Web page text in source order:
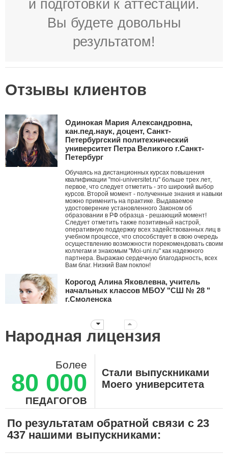
и подготовки к аттестации.
Вы будете довольны
результатом!
Отзывы клиентов
Одинокая Мария Александровна,
кан.пед.наук, доцент, Санкт-
Петербургский политехнический
университет Петра Великого г.Санкт-
Петербург
Обучаясь на дистанционных курсах повышения
квалификации "moi-universitet.ru" больше трех лет,
первое, что следует отметить - это широкий выбор
курсов. Второй момент - полученные знания и навыки
можно применить на практике. Выдаваемое
удостоверение установленного Законом об
образовании в РФ образца - решающий момент!
Следует отметить также позитивный настрой,
оперативную поддержку всех задействованных лиц в
учебном процессе, что способствует в свою очередь
осуществлению возможности порекомендовать своим
коллегам и знакомым "Moi-uni.ru" как надежного
партнера. Выражаю сердечную благодарность, всех
Вам благ. Низкий Вам поклон!
Корогод Алина Яковлевна, учитель
начальных классов МБОУ "СШ № 28 "
г.Смоленска
года. Это ты мне первым рассказал про АМО и я их
стала внедрять в работу, вводя в ступор коллег. За
эти годы нашей дружбы ты давал мне креативные
идеи, заставлял думать, двигаться дальше
учителей объединяет крыша твоего университета!!!
Суханова Светлана Вячеславовна,
воспитатель ДО-2, ГБОУ Школа №657 г.
Москва
педагогам шагать в ногу со временем! Здесь каждый
может найти курс, необходимый ему, именно в
данный момент, для повышения своей
педагогической компетенции. Современное
Народная лицензия
Более
80 000
ПЕДАГОГОВ
Стали выпускниками
Моего университета
По результатам обратной связи с 23
437 нашими выпускниками: